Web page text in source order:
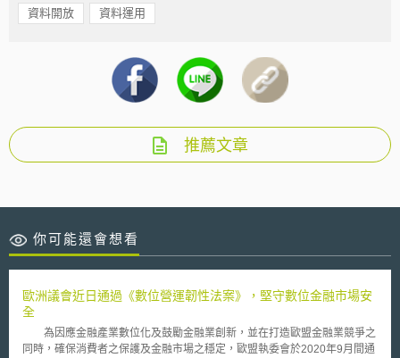
資料開放 資料運用
推薦文章
你可能還會想看
歐洲議會近日通過《數位營運韌性法案》，堅守數位金融市場安
全
為因應金融產業數位化及鼓勵金融業創新，並在打造歐盟金融業競爭之
同時，確保消費者之保護及金融市場之穩定，歐盟執委會於2020年9月間通